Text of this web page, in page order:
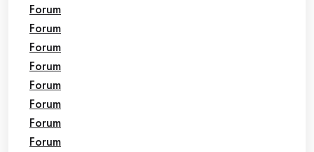
Forum
Forum
Forum
Forum
Forum
Forum
Forum
Forum